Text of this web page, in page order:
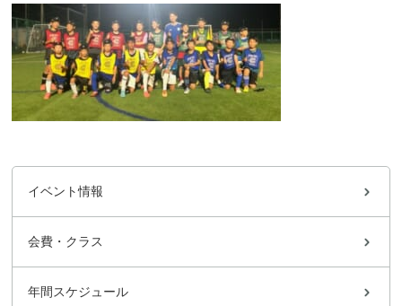
イベント情報
会費・クラス
年間スケジュール